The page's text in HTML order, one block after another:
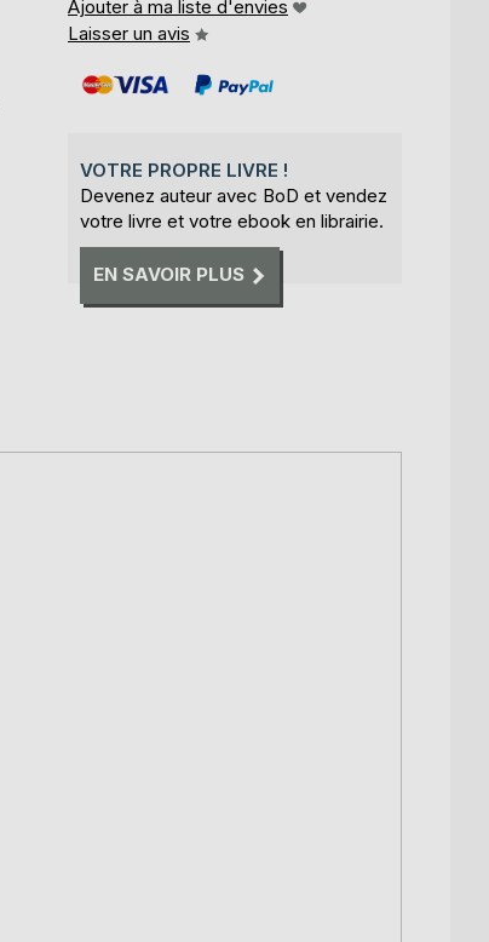
Ajouter à ma liste d'envies
Laisser un avis
VOTRE PROPRE LIVRE !
Devenez auteur avec BoD et vendez
votre livre et votre ebook en librairie.
EN SAVOIR PLUS